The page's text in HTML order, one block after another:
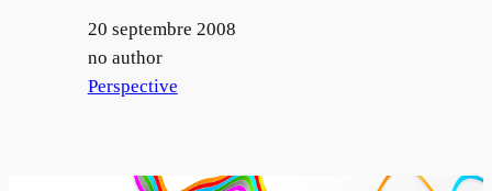
Date
20 septembre 2008
Auteur
no author
Par rapport à
Perspective